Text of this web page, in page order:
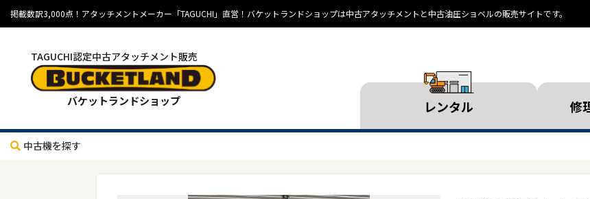
掲載数訳3,000点！アタッチメントメーカー「TAGUCHI」直営！バケットランドショップは中古アタッチメントと中古油圧ショベルの販売サイトです。
TAGUCHI認定中古アタッチメント販売
バケットランドショップ レンタル 修
中古機を探す